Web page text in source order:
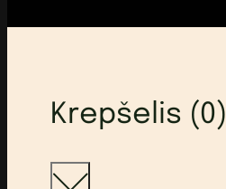
Krepšelis (0)